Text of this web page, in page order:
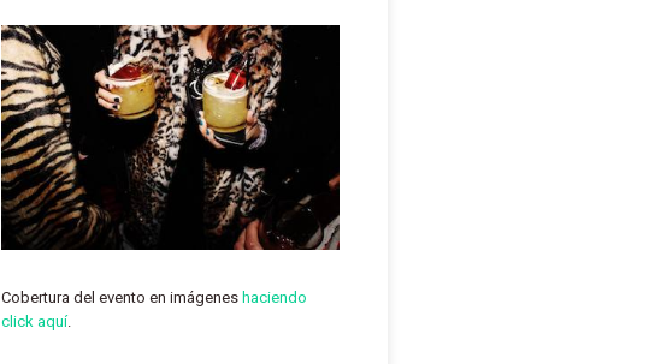
Cobertura del evento en imágenes haciendo
click aquí.